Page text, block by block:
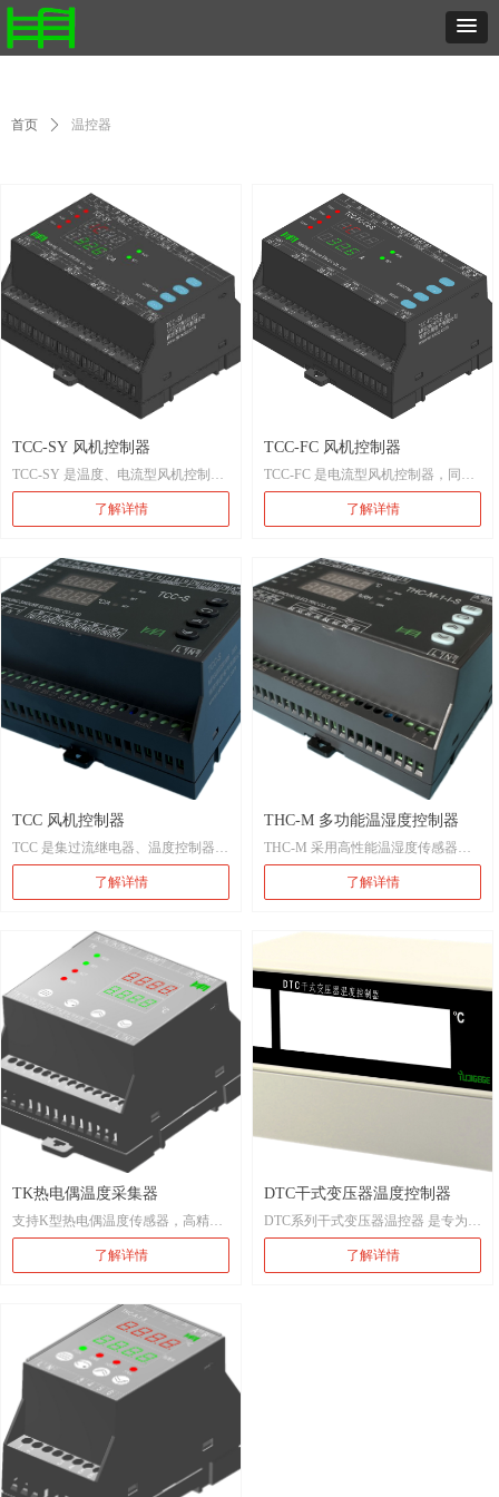
TCC-SY 风机控制器
TCC-SY 是温度、电流型风机控制
器，同时具有手动控制功能。
当温度或电流大于整定值时启动风
续运行一段时间停止风机。
风机具有开路和过载保护功能。
了解详情
TCC-FC 风机控制器
TCC-FC 是电流型风机控制器，同时
具有手动控制功能。
当电流大于整定值时启动风机，当电
止风机。
风机具有开路和过载保护功能。
了解详情
TCC 风机控制器
TCC 是集过流继电器、温度控制器和
时间继电器为一体的保护装置，可同
时检测两路环境温度，及一路或两路
TCC 具有电机断线告警功能。
了解详情
THC-M 多功能温湿度控制器
THC-M 采用高性能温湿度传感器，
可同时对两路温度、湿度进行测量控
制并显示，还可以对温、湿度进行
THC-M 温湿度控制器可根据现场情
的温、湿度自动调节。
THC-M 具有超温、超湿、断线及故
障报警，具有两路模拟量输出。具有
RS485 通讯。
本装置可广泛应用在：
1、工控及电力行业，如配电箱、开
等；
2、民生行业：粮库、仓库、药房、
邮局、档案室等；
3、新兴物联网行业：智能建筑、智
能楼宇、能源管理系统、节能减排系
4、其他对温湿度敏感的场合。
了解详情
TK热电偶温度采集器
支持K型热电偶温度传感器，高精度
冷端补偿。
三端隔离，具有可靠的抗干扰能力。
测、机房温度监测、室内温度监测。
了解详情
DTC干式变压器温度控制器
DTC系列干式变压器温控器 是专为干
式变压器的安全运行研发设计的保护
装置。它采用单片机处理技术，通过
了解详情
首页 ꄲ 温控器